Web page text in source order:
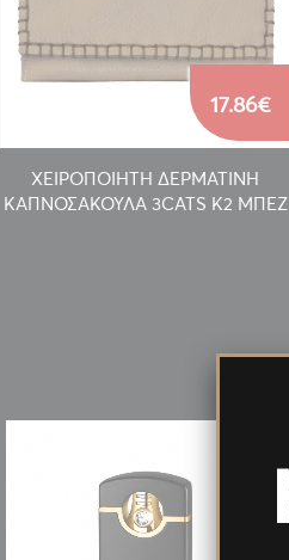
ΧΕΙΡΟΠΟΙΗΤΗ ΔΕΡΜΑΤΙΝΗ
ΚΑΠΝΟΣΑΚΟΥΛΑ 3CATS K2 ΜΠΕΖ
17.86€